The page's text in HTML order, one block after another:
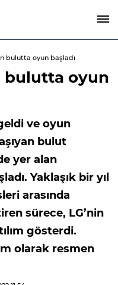
bulutta oyun başladı
bulutta oyun
ve oyun
bulut
yer alan
Yaklaşık bir yıl
arasında
sürece, LG’nin
gösterdi.
olarak resmen